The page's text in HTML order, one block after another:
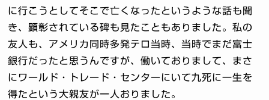
に行こうとしてそこで亡くなったというような話も聞
き、顕彰されている碑も見たこともありました。私の
友人も、アメリカ同時多発テロ当時、当時でまだ富士
銀行だったと思うんですが、働いておりまして、まさ
にワールド・トレード・センターにいて九死に一生を
得たという大親友が一人おりました。